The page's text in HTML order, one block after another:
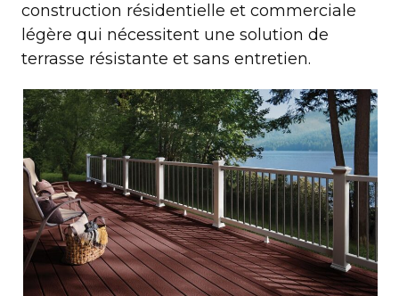
construction résidentielle et commerciale
légère qui nécessitent une solution de
terrasse résistante et sans entretien.